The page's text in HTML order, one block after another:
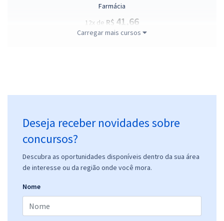
Farmácia
12x de R$ 41,66
ou R$ 499,90 à vista
Residência SES/GO - Secretaria de Estado da Saúde de Goiás -
12x de R$41,66
Residência SES/GO - Secretaria de Estado da Saúde de Goiás -
Carregar mais cursos
Deseja receber novidades sobre
concursos?
Descubra as oportunidades disponíveis dentro da sua área
de interesse ou da região onde você mora.
Nome